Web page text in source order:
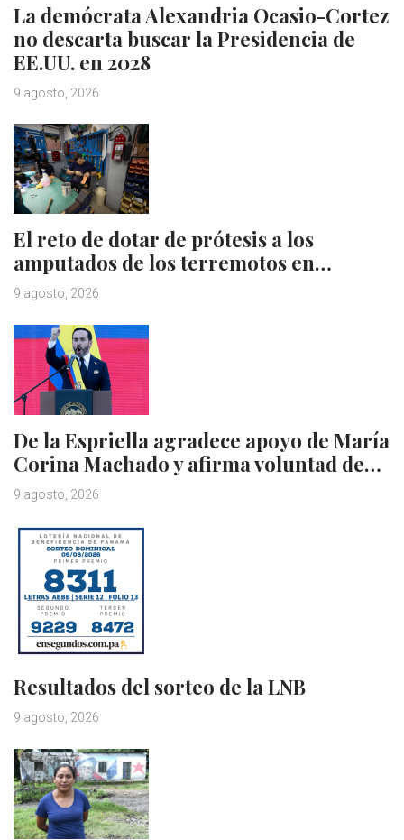
La demócrata Alexandria Ocasio-Cortez
no descarta buscar la Presidencia de
EE.UU. en 2028
9 agosto, 2026
El reto de dotar de prótesis a los
amputados de los terremotos en…
9 agosto, 2026
De la Espriella agradece apoyo de María
Corina Machado y afirma voluntad de…
9 agosto, 2026
Resultados del sorteo de la LNB
9 agosto, 2026